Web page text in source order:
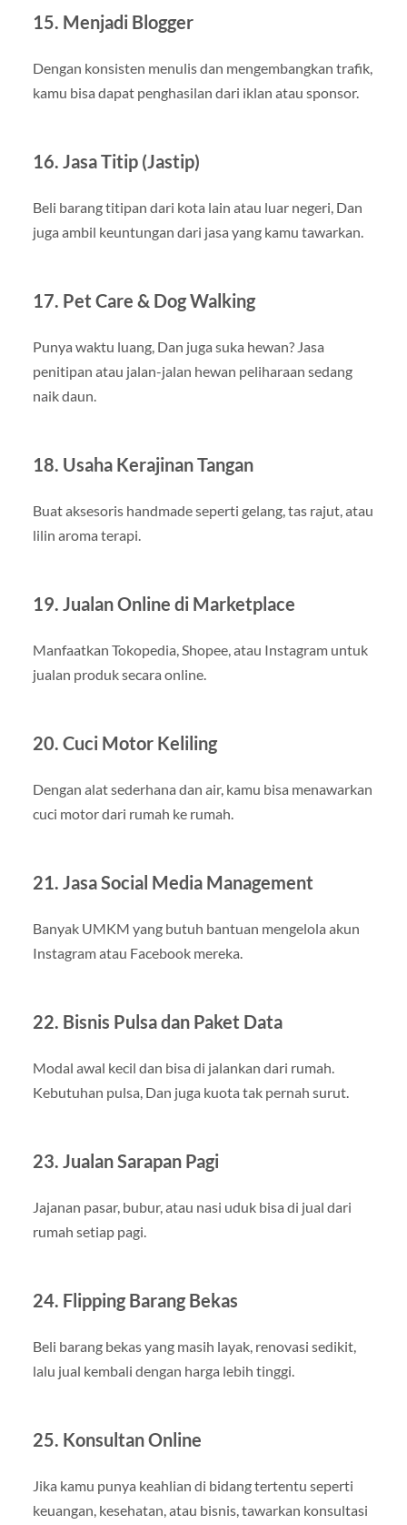
15. Menjadi Blogger
Dengan konsisten menulis dan mengembangkan trafik,
kamu bisa dapat penghasilan dari iklan atau sponsor.
16. Jasa Titip (Jastip)
Beli barang titipan dari kota lain atau luar negeri, Dan
juga ambil keuntungan dari jasa yang kamu tawarkan.
17. Pet Care & Dog Walking
Punya waktu luang, Dan juga suka hewan? Jasa
penitipan atau jalan-jalan hewan peliharaan sedang
naik daun.
18. Usaha Kerajinan Tangan
Buat aksesoris handmade seperti gelang, tas rajut, atau
lilin aroma terapi.
19. Jualan Online di Marketplace
Manfaatkan Tokopedia, Shopee, atau Instagram untuk
jualan produk secara online.
20. Cuci Motor Keliling
Dengan alat sederhana dan air, kamu bisa menawarkan
cuci motor dari rumah ke rumah.
21. Jasa Social Media Management
Banyak UMKM yang butuh bantuan mengelola akun
Instagram atau Facebook mereka.
22. Bisnis Pulsa dan Paket Data
Modal awal kecil dan bisa di jalankan dari rumah.
Kebutuhan pulsa, Dan juga kuota tak pernah surut.
23. Jualan Sarapan Pagi
Jajanan pasar, bubur, atau nasi uduk bisa di jual dari
rumah setiap pagi.
24. Flipping Barang Bekas
Beli barang bekas yang masih layak, renovasi sedikit,
lalu jual kembali dengan harga lebih tinggi.
25. Konsultan Online
Jika kamu punya keahlian di bidang tertentu seperti
keuangan, kesehatan, atau bisnis, tawarkan konsultasi